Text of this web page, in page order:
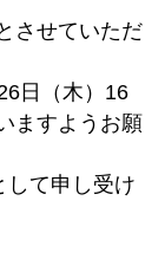
させていただ
日（木）16
ますようお願
して申し受け